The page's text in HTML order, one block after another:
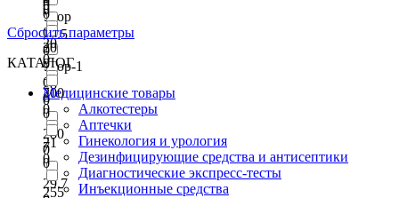
Узор
0
Узор-1
0
27.5
0
28
0
280
0
29.7
0
0
20
0
200
0
21
0
255
0
20
0
6
0
7
0
Сбросить параметры
КАТАЛОГ
Медицинские товары
Алкотестеры
Аптечки
Гинекология и урология
Дезинфицирующие средства и антисептики
Диагностические экспресс-тесты
Инъекционные средства